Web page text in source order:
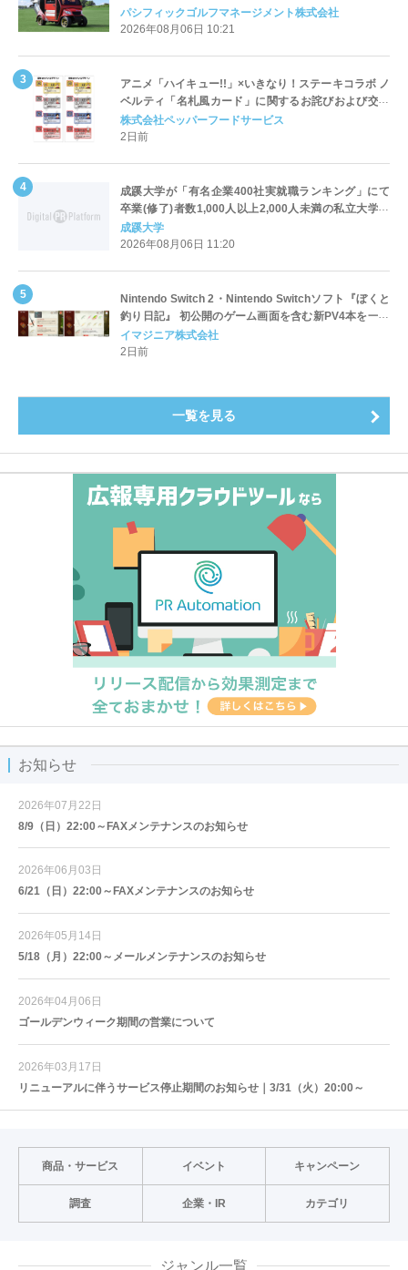
Cart（エアコンカート）」導入 | ＰＧＭ
パシフィックゴルフマネージメント株式会社
2026年08月06日 10:21
アニメ「ハイキュー!!」×いきなり！ステーキコラボ ノ
ベルティ「名札風カード」に関するお詫びおよび交換
対応についてのご案内
株式会社ペッパーフードサービス
2日前
成蹊大学が「有名企業400社実就職ランキング」にて
卒業(修了)者数1,000人以上2,000人未満の私立大学で
全国第1位を獲得！～実就職率は26.5%（前年比＋
4.3pt）に伸長、東京の私立大学でも10位にランクイン
成蹊大学
2026年08月06日 11:20
Nintendo Switch 2・Nintendo Switchソフト『ぼくと
釣り日記』 初公開のゲーム画面を含む新PV4本を一挙
公開！
イマジニア株式会社
2日前
一覧を見る
お知らせ
2026年07月22日
8/9（日）22:00～FAXメンテナンスのお知らせ
2026年06月03日
6/21（日）22:00～FAXメンテナンスのお知らせ
2026年05月14日
5/18（月）22:00～メールメンテナンスのお知らせ
2026年04月06日
ゴールデンウィーク期間の営業について
2026年03月17日
リニューアルに伴うサービス停止期間のお知らせ｜3/31（火）20:00～
商品・サービス イベント キャンペーン
調査 企業・IR カテゴリ
ジャンル一覧